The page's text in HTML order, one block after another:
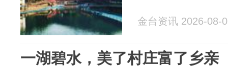
金台资讯 2026-08-
一湖碧水，美了村庄富了乡亲